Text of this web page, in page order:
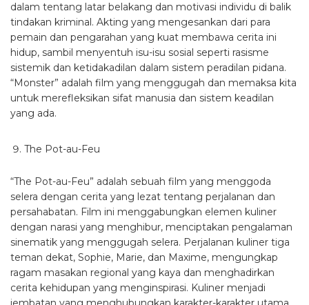
dalam tentang latar belakang dan motivasi individu di balik
tindakan kriminal. Akting yang mengesankan dari para
pemain dan pengarahan yang kuat membawa cerita ini
hidup, sambil menyentuh isu-isu sosial seperti rasisme
sistemik dan ketidakadilan dalam sistem peradilan pidana.
“Monster” adalah film yang menggugah dan memaksa kita
untuk merefleksikan sifat manusia dan sistem keadilan
yang ada.
The Pot-au-Feu
“The Pot-au-Feu” adalah sebuah film yang menggoda
selera dengan cerita yang lezat tentang perjalanan dan
persahabatan. Film ini menggabungkan elemen kuliner
dengan narasi yang menghibur, menciptakan pengalaman
sinematik yang menggugah selera. Perjalanan kuliner tiga
teman dekat, Sophie, Marie, dan Maxime, mengungkap
ragam masakan regional yang kaya dan menghadirkan
cerita kehidupan yang menginspirasi. Kuliner menjadi